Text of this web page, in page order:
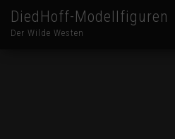
DiedHoff-Modellfiguren
Der Wilde Westen